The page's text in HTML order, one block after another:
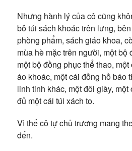
Nhưng hành lý của cô cũng
bỏ túi sách khoác trên lưng,
phòng phẩm, sách giáo khoa,
mùa hè mặc trên người, một bộ
một bộ đồng phục thể thao,
áo khoác, một cái đồng hồ báo
linh tinh khác, một đôi giày,
đủ một cái túi xách to.
Vì thế cô tự chủ trương mang
đến.